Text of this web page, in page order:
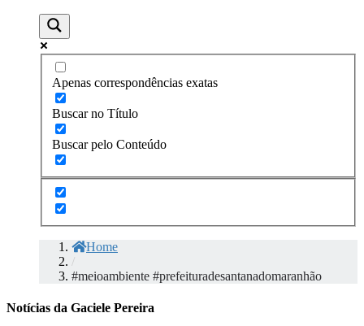
Apenas correspondências exatas
Buscar no Título
Buscar pelo Conteúdo
Home
/
#meioambiente #prefeituradesantanadomaranhão
Notícias da Gaciele Pereira